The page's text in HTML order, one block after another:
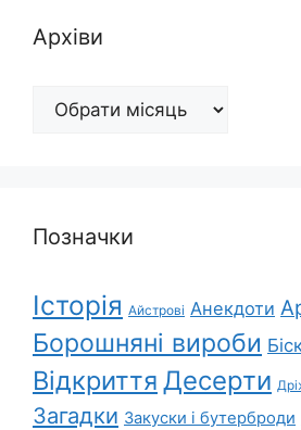
Архіви
Архіви
Позначки
Історія Айстрові Анекдоти
Борошняні вироби
Відкриття Десерти
Загадки Закуски і бутерброди